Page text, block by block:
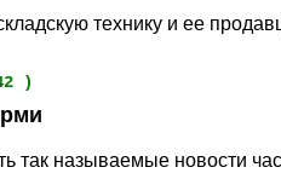
технику и ее
)
так называемые новости